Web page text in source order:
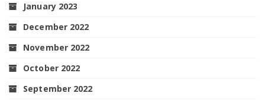
January 2023
December 2022
November 2022
October 2022
September 2022